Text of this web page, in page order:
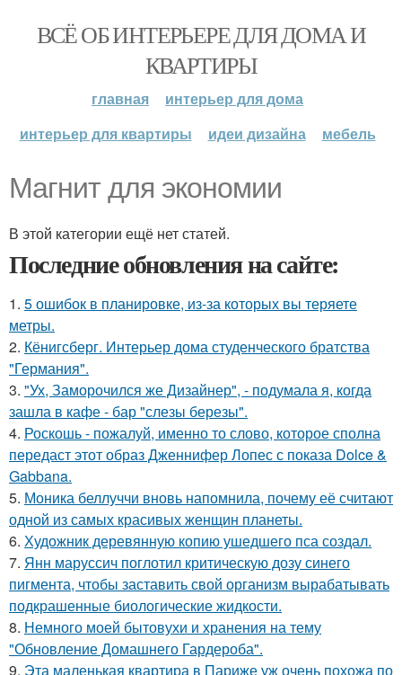
ВСЁ ОБ ИНТЕРЬЕРЕ ДЛЯ ДОМА И
КВАРТИРЫ
главная
интерьер для дома
интерьер для квартиры
идеи дизайна мебель
Магнит для экономии
В этой категории ещё нет статей.
Последние обновления на сайте:
1. 5 ошибок в планировке, из-за которых вы теряете
метры.
2. Кёнигсберг. Интерьер дома студенческого братства
"Германия".
3. "Ух, Заморочился же Дизайнер", - подумала я, когда
зашла в кафе - бар "слезы березы".
4. Роскошь - пожалуй, именно то слово, которое сполна
передаст этот образ Дженнифер Лопес с показа Dolce &
Gabbana.
5. Моника беллуччи вновь напомнила, почему её считают
одной из самых красивых женщин планеты.
6. Художник деревянную копию ушедшего пса создал.
7. Янн маруссич поглотил критическую дозу синего
пигмента, чтобы заставить свой организм вырабатывать
подкрашенные биологические жидкости.
8. Немного моей бытовухи и хранения на тему
"Обновление Домашнего Гардероба".
9. Эта маленькая квартира в Париже уж очень похожа по